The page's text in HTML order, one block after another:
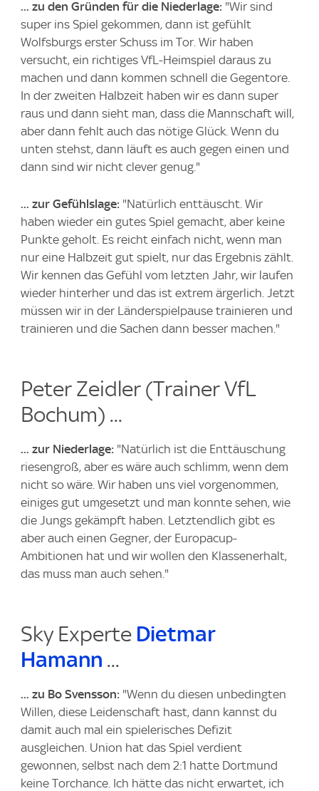
... zu den Gründen für die Niederlage: "Wir sind
super ins Spiel gekommen, dann ist gefühlt
Wolfsburgs erster Schuss im Tor. Wir haben
versucht, ein richtiges VfL-Heimspiel daraus zu
machen und dann kommen schnell die Gegentore.
In der zweiten Halbzeit haben wir es dann super
raus und dann sieht man, dass die Mannschaft will,
aber dann fehlt auch das nötige Glück. Wenn du
unten stehst, dann läuft es auch gegen einen und
dann sind wir nicht clever genug."
... zur Gefühlslage: "Natürlich enttäuscht. Wir
haben wieder ein gutes Spiel gemacht, aber keine
Punkte geholt. Es reicht einfach nicht, wenn man
nur eine Halbzeit gut spielt, nur das Ergebnis zählt.
Wir kennen das Gefühl vom letzten Jahr, wir laufen
wieder hinterher und das ist extrem ärgerlich. Jetzt
müssen wir in der Länderspielpause trainieren und
trainieren und die Sachen dann besser machen."
Peter Zeidler (Trainer VfL
Bochum) ...
... zur Niederlage: "Natürlich ist die Enttäuschung
riesengroß, aber es wäre auch schlimm, wenn dem
nicht so wäre. Wir haben uns viel vorgenommen,
einiges gut umgesetzt und man konnte sehen, wie
die Jungs gekämpft haben. Letztendlich gibt es
aber auch einen Gegner, der Europacup-
Ambitionen hat und wir wollen den Klassenerhalt,
das muss man auch sehen."
Sky Experte Dietmar
Hamann ...
... zu Bo Svensson: "Wenn du diesen unbedingten
Willen, diese Leidenschaft hast, dann kannst du
damit auch mal ein spielerisches Defizit
ausgleichen. Union hat das Spiel verdient
gewonnen, selbst nach dem 2:1 hatte Dortmund
keine Torchance. Ich hätte das nicht erwartet, ich